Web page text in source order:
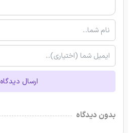
ارسال دیدگاه
بدون دیدگاه